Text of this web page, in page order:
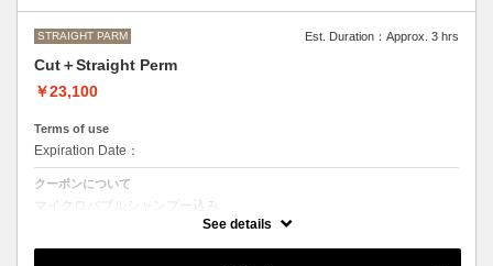
STRAIGHT PARM Est. Duration：Approx. 3 hrs
Cut＋Straight Perm
￥23,100
Terms of use
Expiration Date：
クーポンについて
マイクロバブルシャンプー込み
カット＋ストレートパーマ、縮毛矯正、ボリュームダウン
で、ご来店いただいた際にご相談させて頂きます。
See details